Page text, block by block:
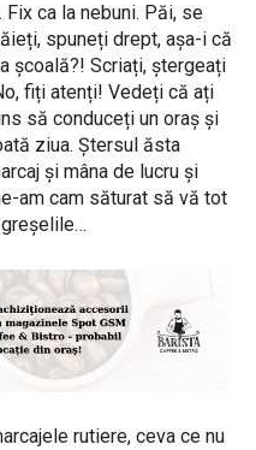
ca la nebuni. Păi, se
spuneți drept, așa-i că
școală?! Scriați, ștergeați
fiți atenți! Vedeți că ați
să conduceți un oraș și
ziua. Ștersul ăsta
și mâna de lucru și
am cam săturat să vă tot
rutiere, ceva ce nu